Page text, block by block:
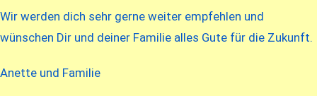
Wir werden dich sehr gerne weiter empfehlen und
wünschen Dir und deiner Familie alles Gute für die Zukunft.
Anette und Familie